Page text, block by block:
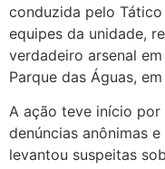
conduzida pelo
equipes da unidade,
verdadeiro arsenal
Parque das Águas,
A ação teve início
denúncias anônimas
levantou suspeitas